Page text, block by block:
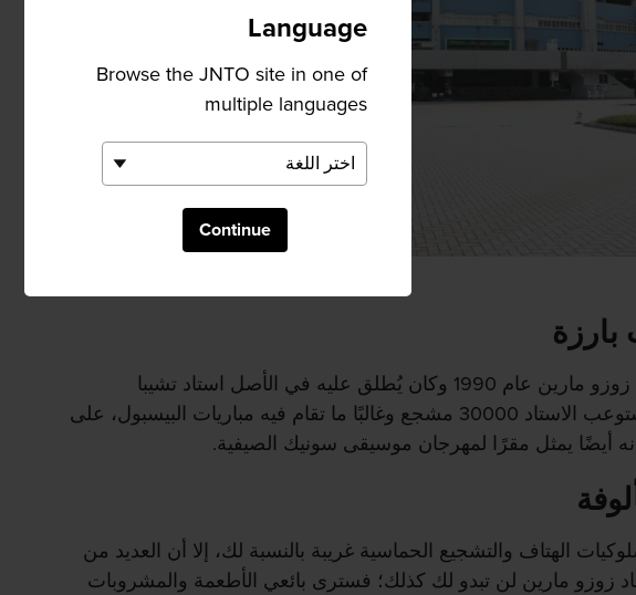
Language
Browse the JNTO site in one of
multiple languages
Continue
بارزة
افتُتِح استاد زوزو مارين عام 1990 وكان يُطلق عليه في الأصل استاد تشيبا
مارين، ويستوعب الاستاد 30000 مشجع وغالبًا ما تقام فيه مباريات البيسبول، على
أيضًا يمثل مقرًا لمهرجان موسيقى سونيك الصيفية.
الهتاف والتشجيع الحماسية غريبة بالنسبة لك، إلا أن العديد من
زوزو مارين لن تبدو لك كذلك؛ فسترى بائعي الأطعمة والمشروبات